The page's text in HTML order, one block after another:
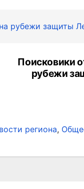
рубежи защиты
Поисковики
рубежи
региона,